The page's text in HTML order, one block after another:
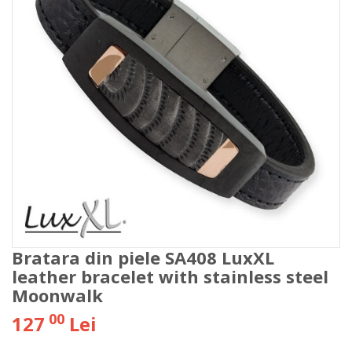
Bratara din piele SA408 LuxXL
leather bracelet with stainless steel
Moonwalk
127 00 Lei